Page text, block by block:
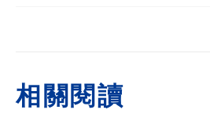
相關閱讀